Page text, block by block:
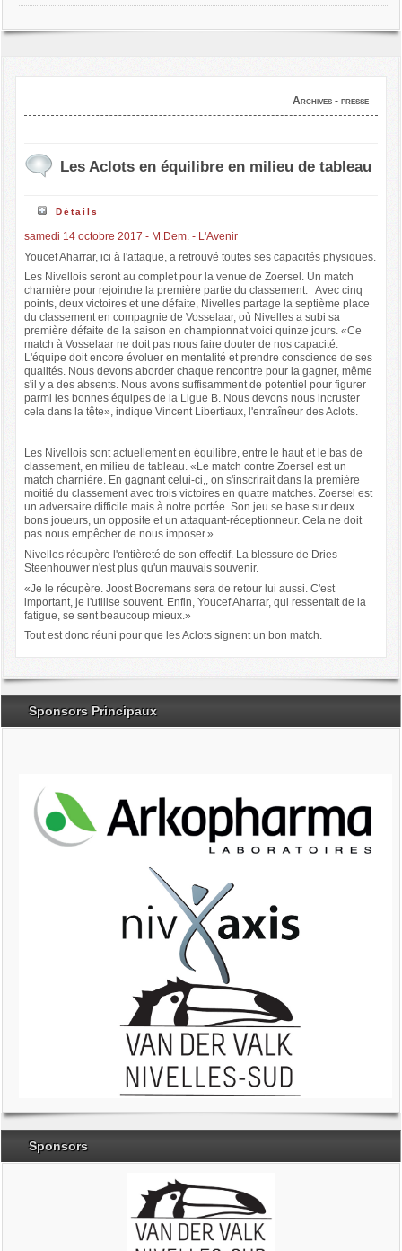
Archives - presse
Les Aclots en équilibre en milieu de tableau
Détails
samedi 14 octobre 2017 - M.Dem. - L'Avenir
Youcef Aharrar, ici à l'attaque, a retrouvé toutes ses capacités physiques.
Les Nivellois seront au complet pour la venue de Zoersel. Un match
charnière pour rejoindre la première partie du classement. Avec cinq
points, deux victoires et une défaite, Nivelles partage la septième place
du classement en compagnie de Vosselaar, où Nivelles a subi sa
première défaite de la saison en championnat voici quinze jours. «Ce
match à Vosselaar ne doit pas nous faire douter de nos capacité.
L'équipe doit encore évoluer en mentalité et prendre conscience de ses
qualités. Nous devons aborder chaque rencontre pour la gagner, même
s'il y a des absents. Nous avons suffisamment de potentiel pour figurer
parmi les bonnes équipes de la Ligue B. Nous devons nous incruster
cela dans la tête», indique Vincent Libertiaux, l'entraîneur des Aclots.
Les Nivellois sont actuellement en équilibre, entre le haut et le bas de
classement, en milieu de tableau. «Le match contre Zoersel est un
match charnière. En gagnant celui-ci,, on s'inscrirait dans la première
moitié du classement avec trois victoires en quatre matches. Zoersel est
un adversaire difficile mais à notre portée. Son jeu se base sur deux
bons joueurs, un opposite et un attaquant-réceptionneur. Cela ne doit
pas nous empêcher de nous imposer.»
Nivelles récupère l'entièreté de son effectif. La blessure de Dries
Steenhouwer n'est plus qu'un mauvais souvenir.
«Je le récupère. Joost Booremans sera de retour lui aussi. C'est
important, je l'utilise souvent. Enfin, Youcef Aharrar, qui ressentait de la
fatigue, se sent beaucoup mieux.»
Tout est donc réuni pour que les Aclots signent un bon match.
Sponsors Principaux
Sponsors